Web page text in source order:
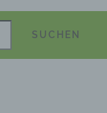
SUCHEN